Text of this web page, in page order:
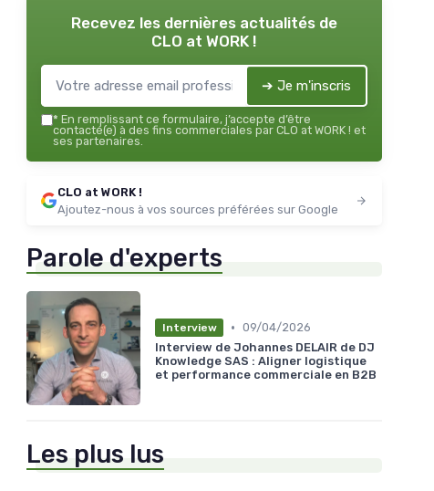
Recevez les dernières actualités de
CLO at WORK !
➔ Je m'inscris
* En remplissant ce formulaire, j’accepte d’être
contacté(e) à des fins commerciales par CLO at WORK ! et
ses partenaires.
CLO at WORK !
Ajoutez-nous à vos sources préférées sur Google
Parole d'experts
Interview • 09/04/2026
Interview de Johannes DELAIR de DJ
Knowledge SAS : Aligner logistique
et performance commerciale en B2B
Les plus lus